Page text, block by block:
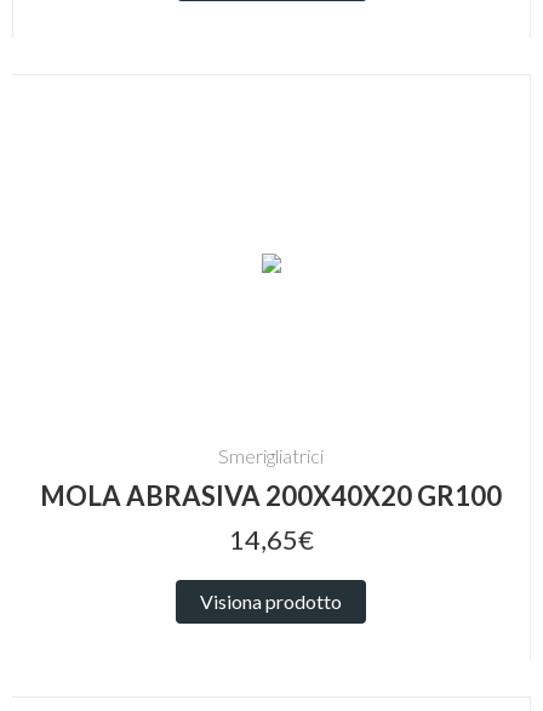
Smerigliatrici
MOLA ABRASIVA 200X40X20 GR100
14,65€
Visiona prodotto